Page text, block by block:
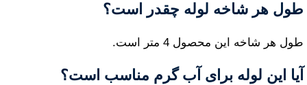
طول هر شاخه لوله چقدر است؟
طول هر شاخه این محصول 4 متر است.
آیا این لوله برای آب گرم مناسب است؟